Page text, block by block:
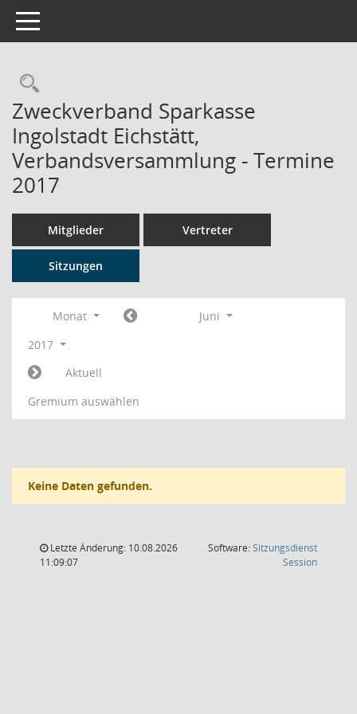
Toggle navigation
Rechercheauswahl
Zweckverband Sparkasse
Ingolstadt Eichstätt,
Verbandsversammlung - Termine
2017
Mitglieder Vertreter
Sitzungen
Monat
Juni
2017
Aktuell
Gremium auswählen
Keine Daten gefunden.
Letzte Änderung: 10.08.2026
11:09:07
Software:Sitzungsdienst
Session(Wird in